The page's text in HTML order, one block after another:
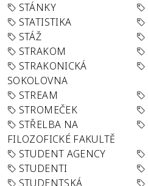
STÁNKY
STATISTIKA
STÁŽ
STRAKOM
STRAKONICKÁ
SOKOLOVNA
STREAM
STROMEČEK
STŘELBA NA
FILOZOFICKÉ FAKULTĚ
STUDENT AGENCY
STUDENTI
STUDENTSKÁ